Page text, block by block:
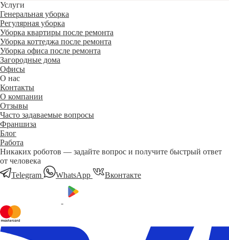
Услуги
Генеральная уборка
Регулярная уборка
Уборка квартиры после ремонта
Уборка коттеджа после ремонта
Уборка офиса после ремонта
Загородные дома
Офисы
О нас
Контакты
О компании
Отзывы
Часто задаваемые вопросы
Франшиза
Блог
Работа
Никаких роботов — задайте вопрос и получите быстрый ответ
от человека
Telegram
WhatsApp Вконтакте